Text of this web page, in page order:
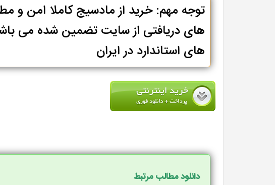
توجه مهم: خرید از مادسیج کاملا امن و
های دریافتی از سایت تضمین شده می
های استاندارد در ایران
دانلود مطالب مرتبط